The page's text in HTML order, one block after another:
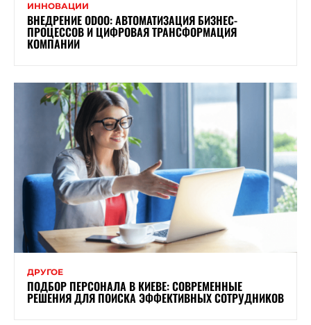
ИННОВАЦИИ
ВНЕДРЕНИЕ ODOO: АВТОМАТИЗАЦИЯ БИЗНЕС-
ПРОЦЕССОВ И ЦИФРОВАЯ ТРАНСФОРМАЦИЯ
КОМПАНИИ
ДРУГОЕ
ПОДБОР ПЕРСОНАЛА В КИЕВЕ: СОВРЕМЕННЫЕ
РЕШЕНИЯ ДЛЯ ПОИСКА ЭФФЕКТИВНЫХ СОТРУДНИКОВ